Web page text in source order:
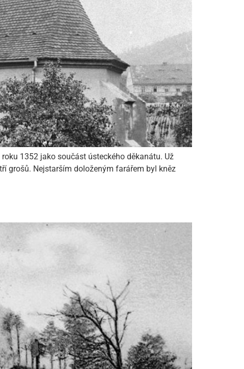
1352 jako součást ústeckého děkanátu. Už
grošů. Nejstarším doloženým farářem byl kněz